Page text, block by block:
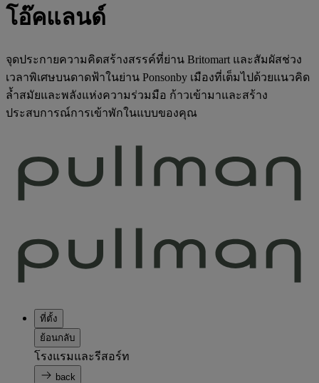
โอ๊คแลนด์
จุดประกายความคิดสร้างสรรค์ที่ย่าน Britomart และสัมผัสช่วง
เวลาพิเศษบนดาดฟ้าในย่าน Ponsonby เมืองที่เต็มไปด้วยแนวคิด
ล้ำสมัยและพลังแห่งความร่วมมือ ก้าวเข้ามาและสร้าง
ประสบการณ์การเข้าพักในแบบของคุณ
ที่ตั้ง
ย้อนกลับ
โรงแรมและรีสอร์ท
back